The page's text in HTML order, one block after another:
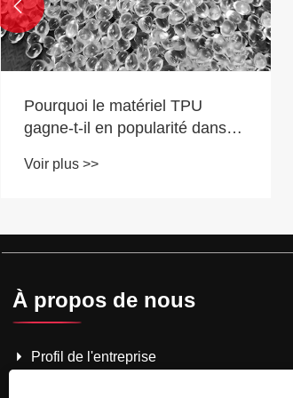
Pourquoi le matériel TPU
gagne-t-il en popularité dans
Voir plus >>

À propos de nous
Profil de l'entreprise